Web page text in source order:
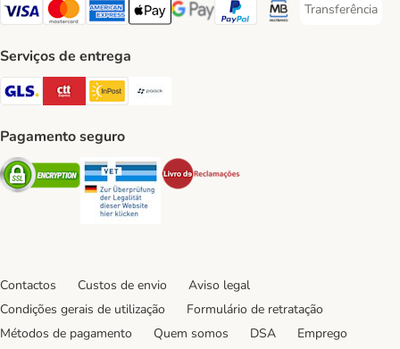
Visa Payment Method
Mastercard Payment Method
American Express Payment Method
Apple Pay Payment Method
Google Pay Payment Method
PayPal Payment Method
Multibanco Payment
Transferência
Transferência
Serviços de entrega
GLS Shipping Method
CTTExpress Shipping Method
InPost Shipping Method
Pagamento seguro
Security Security
Contactos Custos de envio
Aviso legal
Condições gerais de utilização
Formulário de retratação
Métodos de pagamento
Quem somos DSA
Emprego